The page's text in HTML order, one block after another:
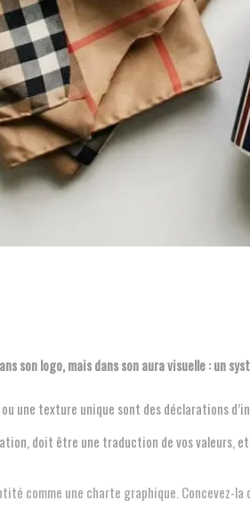
son logo, mais dans son aura visuelle : un
une texture unique sont des déclarations
doit être une traduction de vos valeurs,
comme une charte graphique. Concevez-